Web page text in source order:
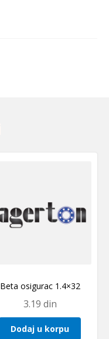
Beta osigurac 1.4×32
3.19 din
Dodaj u korpu